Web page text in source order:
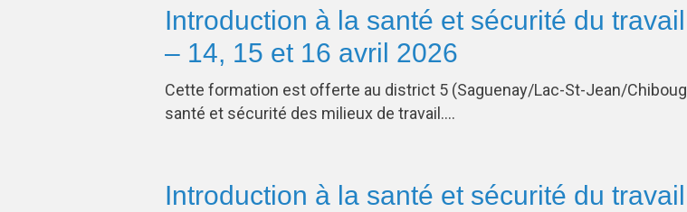
Introduction à la santé et sécurité du
– 14, 15 et 16 avril 2026
Cette formation est offerte au district 5 (Saguenay/Lac-St-Jean/
santé et sécurité des milieux de travail….
Introduction à la santé et sécurité du